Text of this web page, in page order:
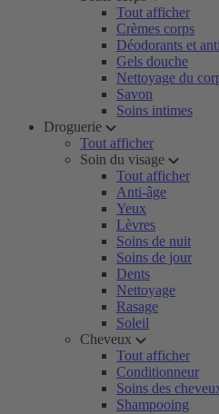
Tout afficher
Crèmes corps
Déodorants et
Gels douche
Nettoyage du
Savon
Soins intimes
Droguerie
Tout afficher
Soin du visage
Tout afficher
Anti-âge
Yeux
Lèvres
Soins de nuit
Soins de jour
Dents
Nettoyage
Rasage
Soleil
Cheveux
Tout afficher
Conditionneur
Soins des
Shampooing